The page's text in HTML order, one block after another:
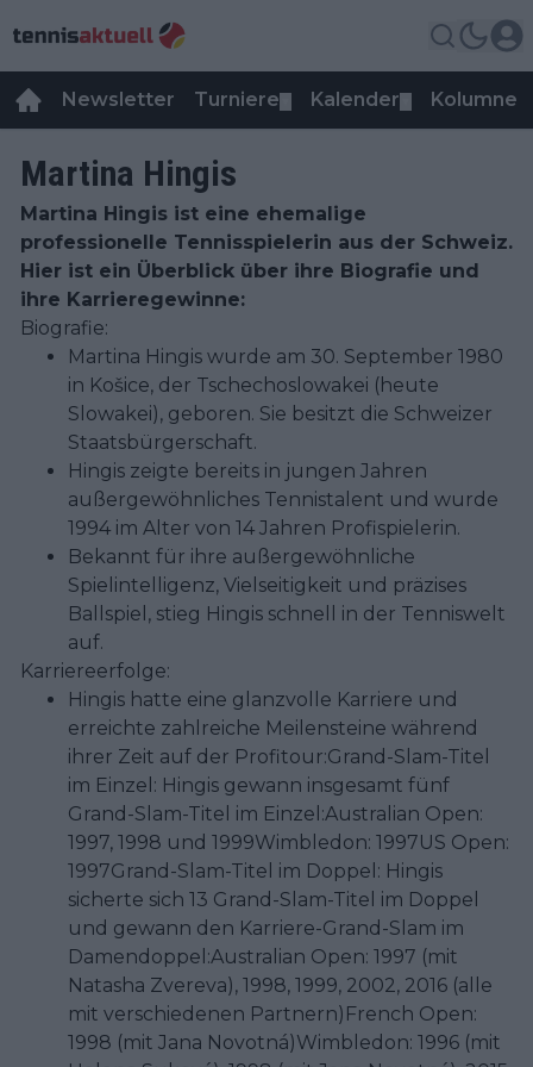
Newsletter Turniere Kalender Kolumnen
Martina Hingis
Martina Hingis ist eine ehemalige
professionelle Tennisspielerin aus der Schweiz.
Hier ist ein Überblick über ihre Biografie und
ihre Karrieregewinne:
Biografie:
Martina Hingis wurde am 30. September 1980
in Košice, der Tschechoslowakei (heute
Slowakei), geboren. Sie besitzt die Schweizer
Staatsbürgerschaft.
Hingis zeigte bereits in jungen Jahren
außergewöhnliches Tennistalent und wurde
1994 im Alter von 14 Jahren Profispielerin.
Bekannt für ihre außergewöhnliche
Spielintelligenz, Vielseitigkeit und präzises
Ballspiel, stieg Hingis schnell in der Tenniswelt
auf.
Karriereerfolge:
Hingis hatte eine glanzvolle Karriere und
erreichte zahlreiche Meilensteine während
ihrer Zeit auf der Profitour:Grand-Slam-Titel
im Einzel: Hingis gewann insgesamt fünf
Grand-Slam-Titel im Einzel:Australian Open:
1997, 1998 und 1999Wimbledon: 1997US Open:
1997Grand-Slam-Titel im Doppel: Hingis
sicherte sich 13 Grand-Slam-Titel im Doppel
und gewann den Karriere-Grand-Slam im
Damendoppel:Australian Open: 1997 (mit
Natasha Zvereva), 1998, 1999, 2002, 2016 (alle
mit verschiedenen Partnern)French Open:
1998 (mit Jana Novotná)Wimbledon: 1996 (mit